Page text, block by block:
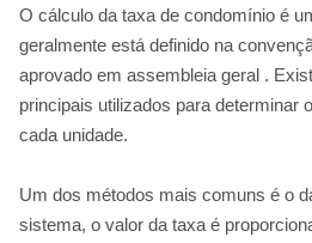
O cálculo da taxa de condomínio é
geralmente está definido na
aprovado em assembleia geral .
principais utilizados para determinar
cada unidade.
Um dos métodos mais comuns é o
sistema, o valor da taxa é